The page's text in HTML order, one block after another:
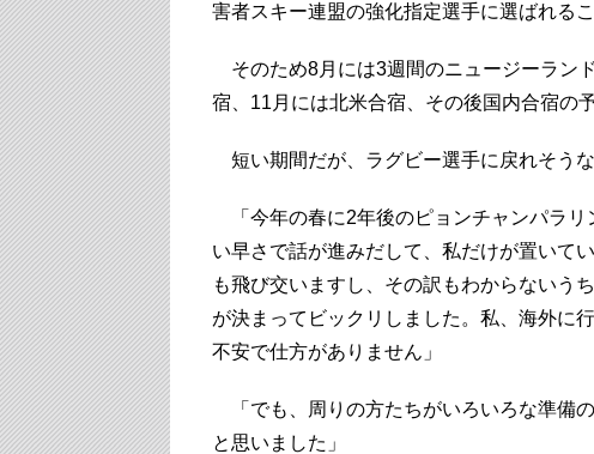
害者スキー連盟の強化指定選手に選ばれるこ
そのため8月には3週間のニュージーラン
宿、11月には北米合宿、その後国内合宿の
短い期間だが、ラグビー選手に戻れそうな
「今年の春に2年後のピョンチャンパラリ
い早さで話が進みだして、私だけが置いて
も飛び交いますし、その訳もわからないう
が決まってビックリしました。私、海外に
不安で仕方がありません」
「でも、周りの方たちがいろいろな準備
と思いました」